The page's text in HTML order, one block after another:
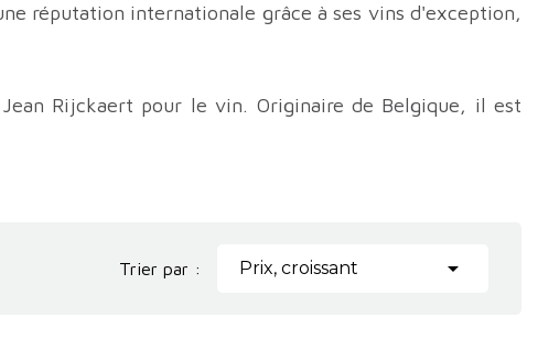
réputation internationale grâce à ses vins d'exception,
Rijckaert pour le vin. Originaire de Belgique, il est
l'excellence, le domaine n'a cessé de croître et de
confère aux vins une minéralité distinctive et une
Trier par : Prix, croissant 